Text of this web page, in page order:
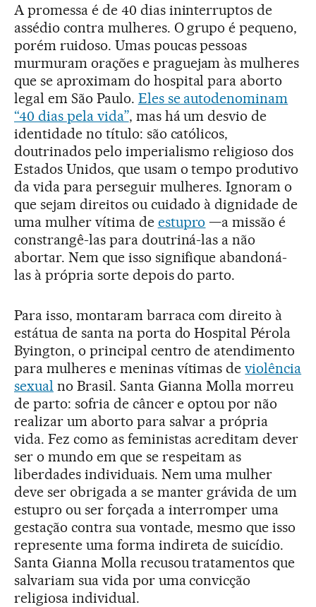
A promessa é de 40 dias ininterruptos de
assédio contra mulheres. O grupo é pequeno,
porém ruidoso. Umas poucas pessoas
murmuram orações e praguejam às mulheres
que se aproximam do hospital para aborto
legal em São Paulo. Eles se autodenominam
“40 dias pela vida”, mas há um desvio de
identidade no título: são católicos,
doutrinados pelo imperialismo religioso dos
Estados Unidos, que usam o tempo produtivo
da vida para perseguir mulheres. Ignoram o
que sejam direitos ou cuidado à dignidade de
uma mulher vítima de estupro —a missão é
constrangê-las para doutriná-las a não
abortar. Nem que isso signifique abandoná-
las à própria sorte depois do parto.
Para isso, montaram barraca com direito à
estátua de santa na porta do Hospital Pérola
Byington, o principal centro de atendimento
para mulheres e meninas vítimas deviolência
sexual no Brasil. Santa Gianna Molla morreu
de parto: sofria de câncer e optou por não
realizar um aborto para salvar a própria
vida. Fez como as feministas acreditam dever
ser o mundo em que se respeitam as
liberdades individuais. Nem uma mulher
deve ser obrigada a se manter grávida de um
estupro ou ser forçada a interromper uma
gestação contra sua vontade, mesmo que isso
represente uma forma indireta de suicídio.
Santa Gianna Molla recusou tratamentos que
salvariam sua vida por uma convicção
religiosa individual.